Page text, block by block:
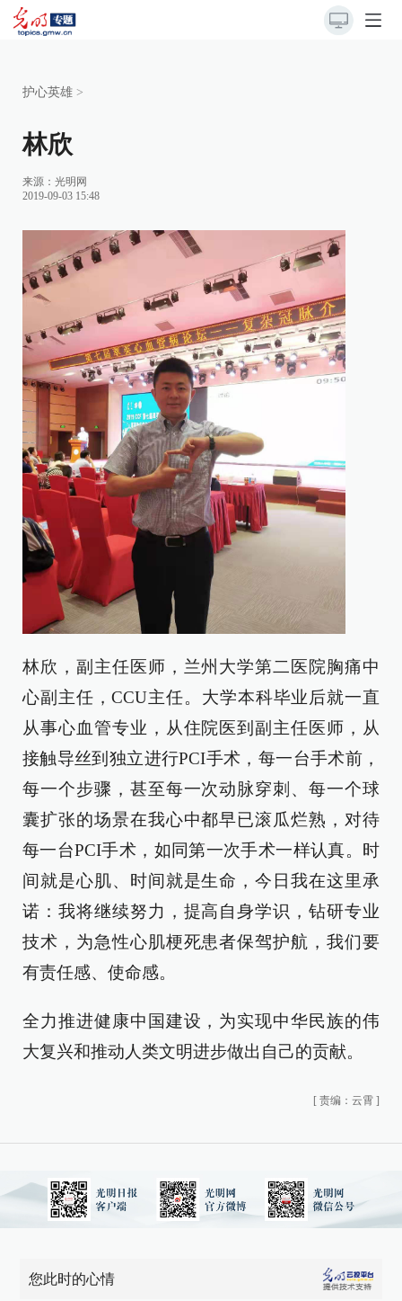
护心英雄 >
林欣
来源：光明网
2019-09-03 15:48
林欣，副主任医师，兰州大学第二医院胸痛中
心副主任，CCU主任。大学本科毕业后就一直
从事心血管专业，从住院医到副主任医师，从
接触导丝到独立进行PCI手术，每一台手术前，
每一个步骤，甚至每一次动脉穿刺、每一个球
囊扩张的场景在我心中都早已滚瓜烂熟，对待
每一台PCI手术，如同第一次手术一样认真。时
间就是心肌、时间就是生命，今日我在这里承
诺：我将继续努力，提高自身学识，钻研专业
技术，为急性心肌梗死患者保驾护航，我们要
有责任感、使命感。
全力推进健康中国建设，为实现中华民族的伟
大复兴和推动人类文明进步做出自己的贡献。
[ 责编：云霄 ]
您此时的心情